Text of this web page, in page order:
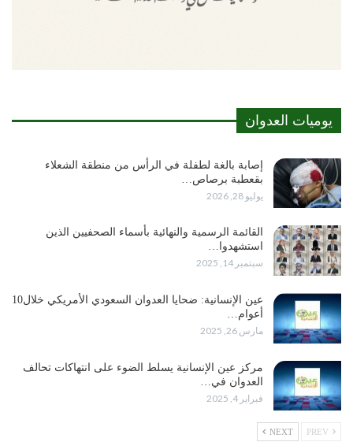
يوميات العدوان
إصابة بالغة لطفلة في الرأس من منطقة الشعلاء
بقعطبة برصاص…
يوليو 28, 2026
القائمة الرسمية والنهائية بأسماء الصحفيين الذين
استشهدوا…
سبتمبر 14, 2025
عين الإنسانية: ضحايا العدوان السعودي الأمريكي خلال10
أعوام…
مارس 26, 2025
مركز عين الإنسانية يسلط الضوء على انتهاكات تحالف
العدوان في…
فبراير 4, 2025
NEXT